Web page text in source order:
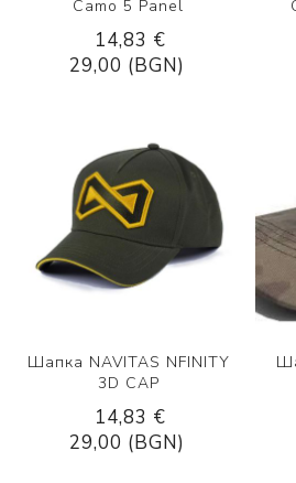
Camo 5 Panel
14,83 €
29,00 (BGN)
Шапка NAVITAS NFINITY
3D CAP
14,83 €
29,00 (BGN)